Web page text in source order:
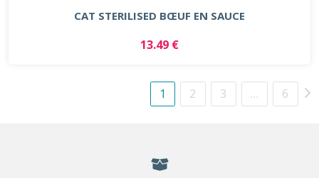
CAT STERILISED BŒUF EN SAUCE
13.49 €
1 2 3 … 6